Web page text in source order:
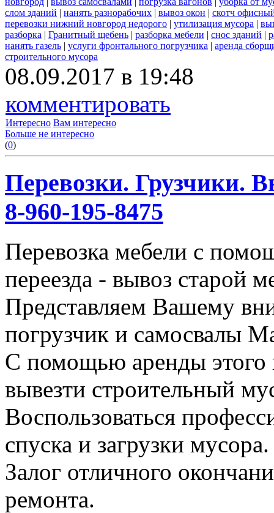
слом зданий | нанять разнорабочих | вывоз окон | скотч
перевозки нижний новгород недорого | утилизация мусора |
разборка | Гранитный щебень | разборка мебели | снос зданий |
нанять газель | услуги фронтального погрузчика | аренда
строительного мусора
08.09.2017 в 19:48
комментировать
Интересно Вам интересно
Больше не интересно
(0)
Перевозки. Грузчики.
8-960-195-8475
Перевозка мебели с
переезда - вывоз старой
Представляем Вашему
погрузчик и самосвалы
С помощью аренды этого
вывезти строительный
Воспользоваться
спуска и загрузки мусора.
Залог отличного
ремонта.